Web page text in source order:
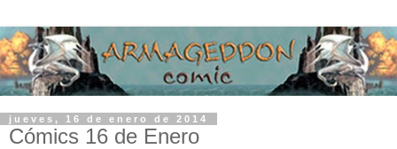
jueves, 16 de enero de 2014
Cómics 16 de Enero